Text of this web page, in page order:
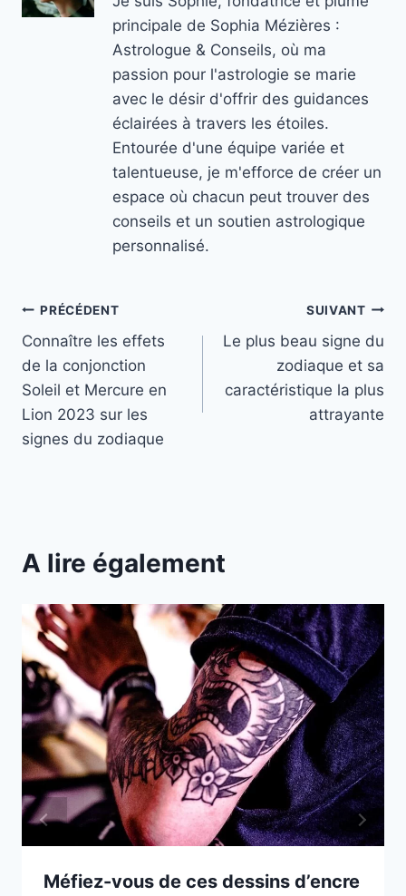
principale de Sophia Mézières :
Astrologue & Conseils, où ma
passion pour l'astrologie se marie
avec le désir d'offrir des guidances
éclairées à travers les étoiles.
Entourée d'une équipe variée et
talentueuse, je m'efforce de créer un
espace où chacun peut trouver des
conseils et un soutien astrologique
personnalisé.
Navigation
de
l’article
PRÉCÉDENT
Connaître les effets
de la conjonction
Soleil et Mercure en
Lion 2023 sur les
signes du zodiaque
SUIVANT
Le plus beau signe du
zodiaque et sa
caractéristique la plus
attrayante
A lire également
Méfiez-vous de ces dessins d’encre